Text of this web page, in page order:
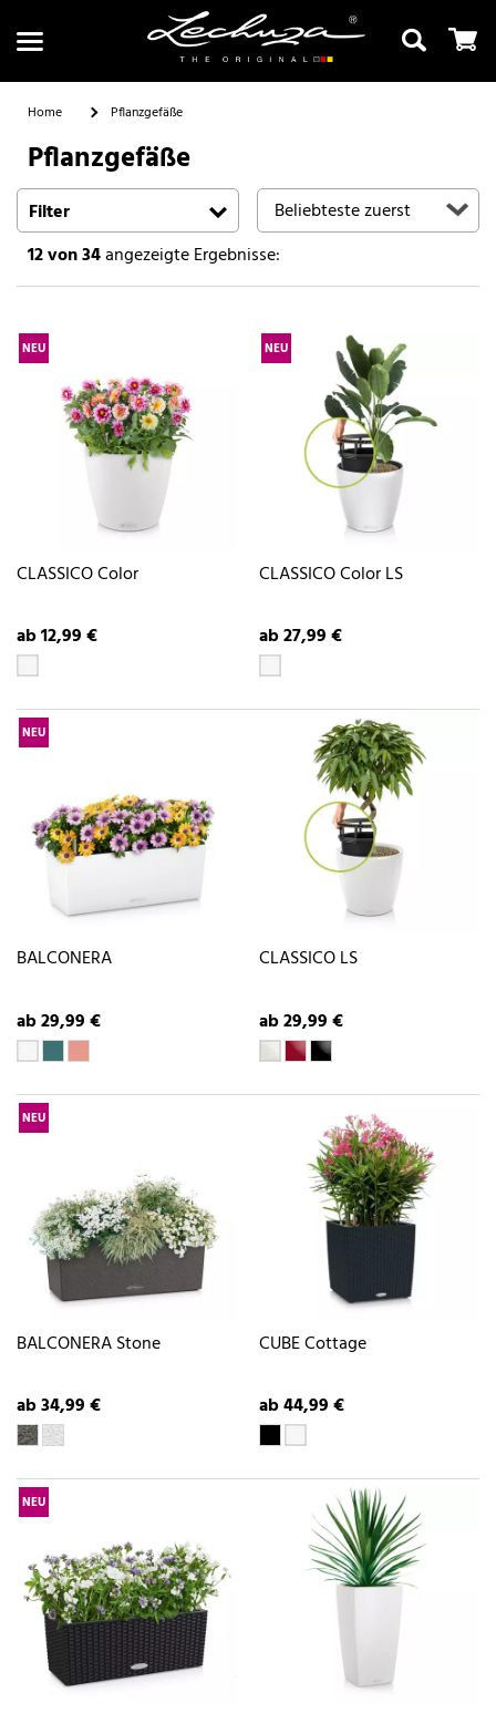
Suchen
Home Pflanzgefäße
Pflanzgefäße
Filter
12von 34angezeigte Ergebnisse:
NEU
CLASSICO Color
ab 12,99 €
NEU
CLASSICO Color LS
ab 27,99 €
NEU
BALCONERA
ab 29,99 €
CLASSICO LS
ab 29,99 €
NEU
BALCONERA Stone
ab 34,99 €
CUBE Cottage
ab 44,99 €
NEU